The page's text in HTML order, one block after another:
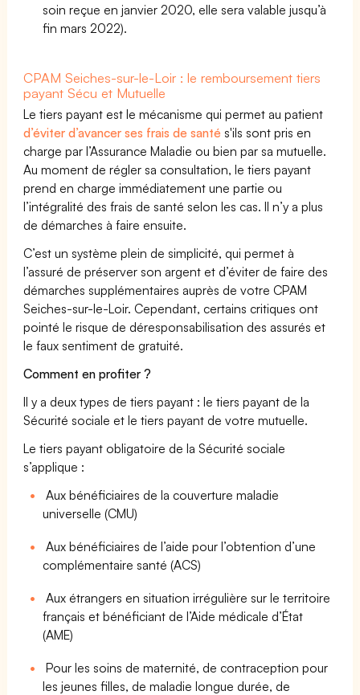
soin reçue en janvier 2020, elle sera valable jusqu’à
fin mars 2022).
CPAM Seiches-sur-le-Loir : le remboursement tiers
payant Sécu et Mutuelle
Le tiers payant est le mécanisme qui permet au patient
d’éviter d’avancer ses frais de santé s'ils sont pris en
charge par l’Assurance Maladie ou bien par sa mutuelle.
Au moment de régler sa consultation, le tiers payant
prend en charge immédiatement une partie ou
l’intégralité des frais de santé selon les cas. Il n’y a plus
de démarches à faire ensuite.
C’est un système plein de simplicité, qui permet à
l’assuré de préserver son argent et d’éviter de faire des
démarches supplémentaires auprès de votre CPAM
Seiches-sur-le-Loir. Cependant, certains critiques ont
pointé le risque de déresponsabilisation des assurés et
le faux sentiment de gratuité.
Comment en profiter ?
Il y a deux types de tiers payant : le tiers payant de la
Sécurité sociale et le tiers payant de votre mutuelle.
Le tiers payant obligatoire de la Sécurité sociale
s’applique :
Aux bénéficiaires de la couverture maladie
universelle (CMU)
Aux bénéficiaires de l’aide pour l’obtention d’une
complémentaire santé (ACS)
Aux étrangers en situation irrégulière sur le territoire
français et bénéficiant de l’Aide médicale d’État
(AME)
Pour les soins de maternité, de contraception pour
les jeunes filles, de maladie longue durée, de